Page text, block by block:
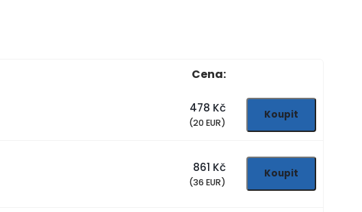
Cena:
478 Kč
(20 EUR)
861 Kč
(36 EUR)